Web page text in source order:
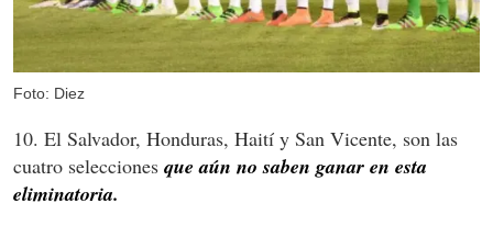
Foto: Diez
10. El Salvador, Honduras, Haití y San Vicente, son las
cuatro selecciones que aún no saben ganar en esta
eliminatoria.